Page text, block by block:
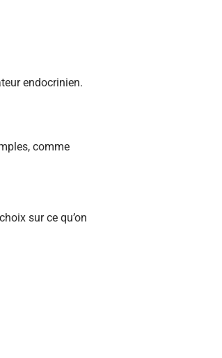
endocrinien.
comme
sur ce qu’on